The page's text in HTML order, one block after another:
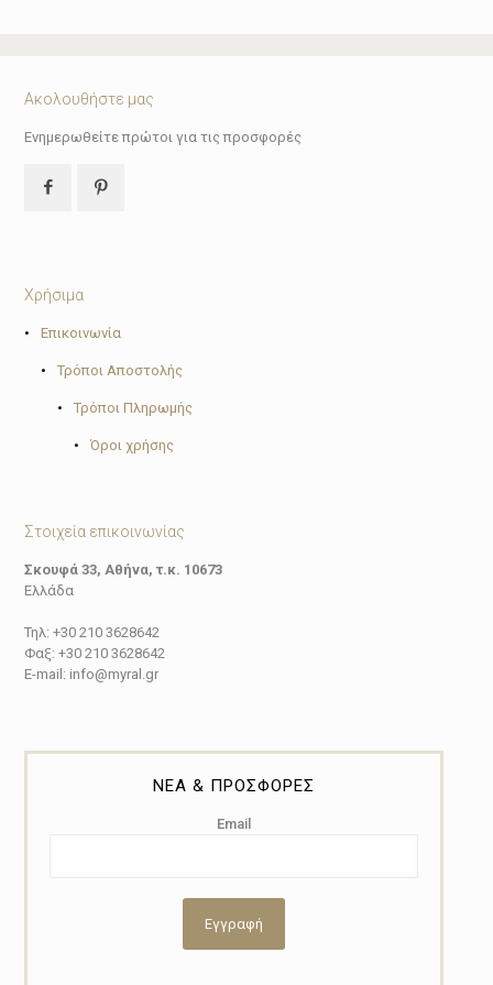
Ακολουθήστε μας
Ενημερωθείτε πρώτοι για τις προσφορές
Χρήσιμα
• Επικοινωνία
• Τρόποι Αποστολής
• Τρόποι Πληρωμής
• Όροι χρήσης
Στοιχεία επικοινωνίας
Σκουφά 33, Αθήνα, τ.κ. 10673
Ελλάδα
Τηλ: +30 210 3628642
Φαξ: +30 210 3628642
E-mail: info@myral.gr
ΝΕΑ & ΠΡΟΣΦΟΡΕΣ
Email